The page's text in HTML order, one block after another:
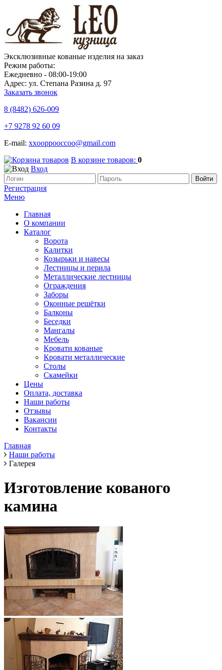
Эксклюзивные кованые изделия на заказ
Режим работы:
Ежедневно - 08:00-19:00
Адрес: ул. Степана Разина д. 97
Заказать звонок
8 (8482) 626-009
+7 9278 92 60 09
E-mail: xxooppooccoo@gmail.com
В корзине товаров: 0
Вход
Регистрация
Меню
Главная
О компании
Каталог
Ворота
Калитки
Козырьки и навесы
Лестницы и перила
Металлические лестницы
Ограждения
Заборы
Оконные решётки
Балконы
Беседки
Мангалы
Мебель
Кровати кованые
Кровати металлические
Столы
Скамейки
Цены
Оплата, доставка
Наши работы
Отзывы
Вакансии
Контакты
Главная
Наши работы
Галерея
Изготовление кованого
камина